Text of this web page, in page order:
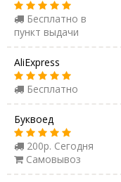
Бесплатно в
пункт выдачи
AliExpress
Бесплатно
Буквоед
200р. Сегодня
Самовывоз